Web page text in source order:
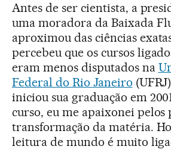
Antes de ser cientista, a
uma moradora da Baixada
aproximou das ciências
percebeu que os cursos
eram menos disputados na
Federal do Rio Janeiro
iniciou sua graduação em
curso, eu me apaixonei pelos
transformação da matéria.
leitura de mundo é muito